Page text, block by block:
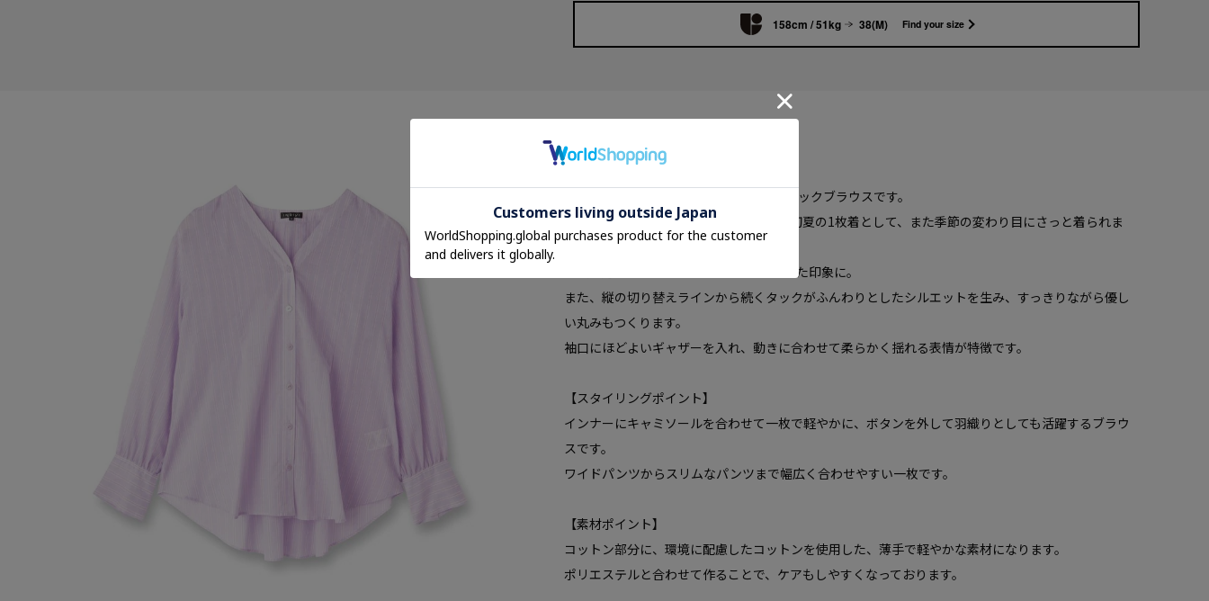
158cm / 51kg 38(M) Find your size
薄手で軽やかな素材を使用したタックVネックブラウスです。
肌離れが良く通気性に富んでいるため、初夏の1枚着として、また季節の変わり目にさっと着られま
上品な透け感とVネックで、すっきりとした印象に。
また、縦の切り替えラインから続くタックがふんわりとしたシルエットを生み、すっきりながら優し
い丸みもつくります。
袖口にほどよいギャザーを入れ、動きに合わせて柔らかく揺れる表情が特徴です。
【スタイリングポイント】
インナーにキャミソールを合わせて一枚で軽やかに、ボタンを外して羽織りとしても活躍するブラウ
スです。
ワイドパンツからスリムなパンツまで幅広く合わせやすい一枚です。
【素材ポイント】
コットン部分に、環境に配慮したコットンを使用した、薄手で軽やかな素材になります。
ポリエステルと合わせて作ることで、ケアもしやすくなっております。